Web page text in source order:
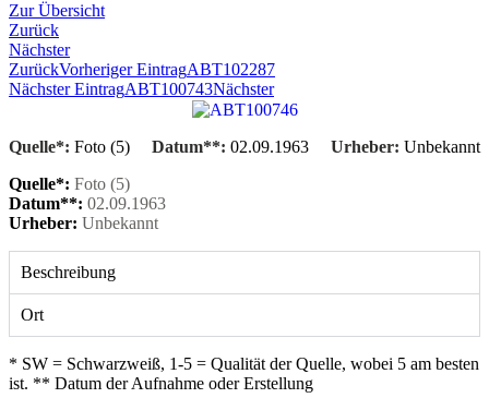
Zur Übersicht
Zurück
Nächster
ZurückVorheriger EintragABT102287
Nächster EintragABT100743Nächster
Quelle*: Foto (5) Datum**: 02.09.1963 Urheber: Unbekannt
Quelle*: Foto (5)
Datum**: 02.09.1963
Urheber: Unbekannt
Beschreibung
Ort
* SW = Schwarzweiß, 1-5 = Qualität der Quelle, wobei 5 am besten
ist. ** Datum der Aufnahme oder Erstellung